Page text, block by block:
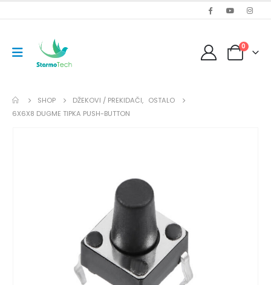
0
SHOP DŽEKOVI / PREKIDAČI, OSTALO
6X6X8 DUGME TIPKA PUSH-BUTTON